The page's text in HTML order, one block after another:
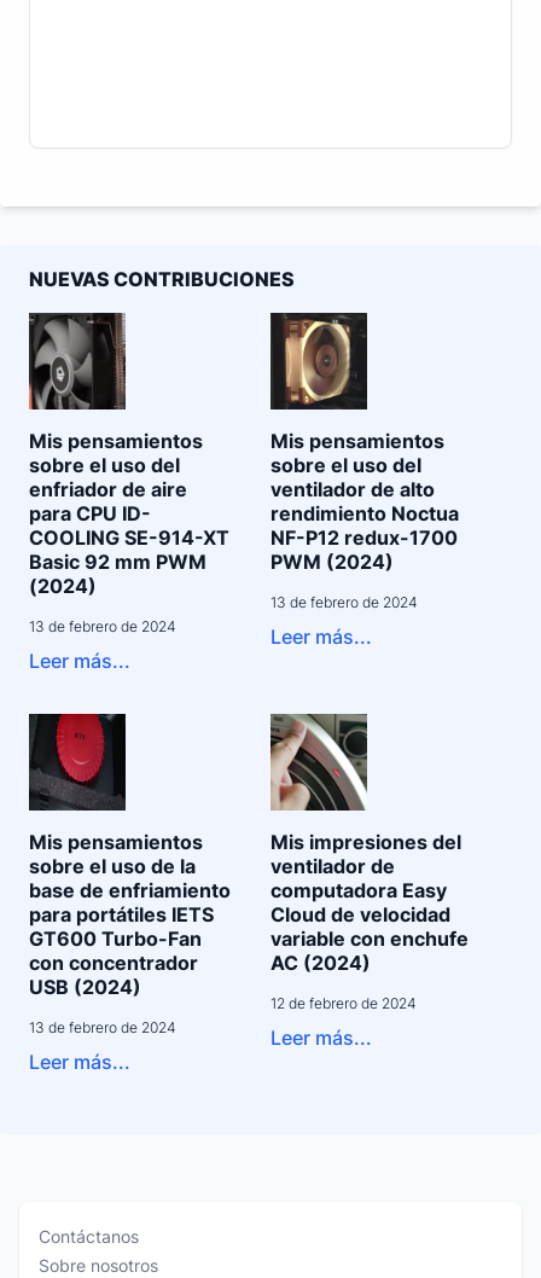
NUEVAS CONTRIBUCIONES
Mis pensamientos
sobre el uso del
enfriador de aire
para CPU ID-
COOLING SE-914-XT
Basic 92 mm PWM
(2024)
13 de febrero de 2024
Leer más...
Mis pensamientos
sobre el uso del
ventilador de alto
rendimiento Noctua
NF-P12 redux-1700
PWM (2024)
13 de febrero de 2024
Leer más...
Mis pensamientos
sobre el uso de la
base de enfriamiento
para portátiles IETS
GT600 Turbo-Fan
con concentrador
USB (2024)
13 de febrero de 2024
Leer más...
Mis impresiones del
ventilador de
computadora Easy
Cloud de velocidad
variable con enchufe
AC (2024)
12 de febrero de 2024
Leer más...
Contáctanos
Sobre nosotros